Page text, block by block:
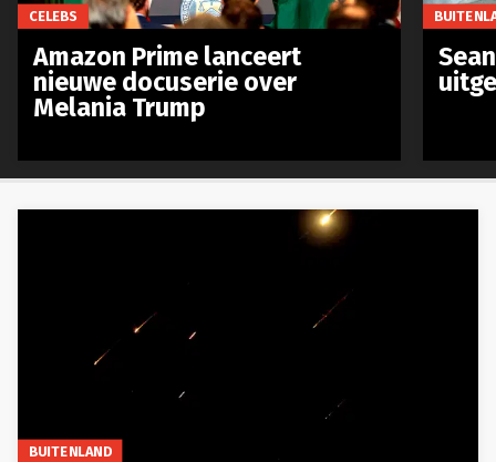
BUITENLAND
CELEBS
Amazon Prime lanceert
nieuwe docuserie over
Melania Trump